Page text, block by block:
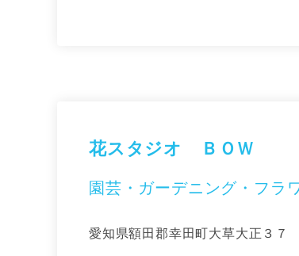
花スタジオ ＢＯＷ
園芸・ガーデニング・フラ
愛知県額田郡幸田町大草大正３７